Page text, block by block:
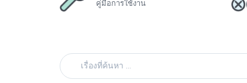
คู่มือการใช้งาน